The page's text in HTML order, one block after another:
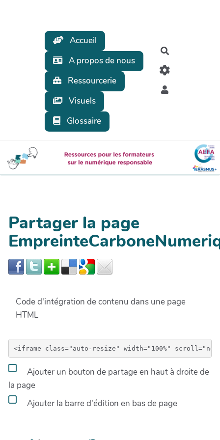
Accueil
A propos de nous
Ressourcerie
Visuels
Glossaire
Partager la page
Code d'intégration de contenu dans une page
HTML
Ajouter un bouton de partage en haut à droite de
la page
Ajouter la barre d'édition en bas de page